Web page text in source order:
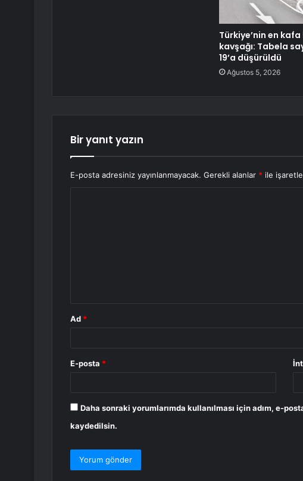
Türkiye’nin en kafa
kavşağı: Tabela
19’a düşürüldü
Ağustos 5, 2026
Bir yanıt yazın
E-posta adresiniz yayınlanmayacak. Gerekli alanlar * ile
Ad *
E-posta *
Daha sonraki yorumlarımda kullanılması için adım, e-
kaydedilsin.